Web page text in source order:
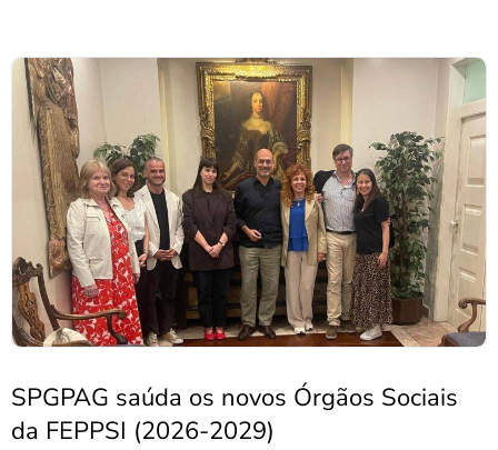
SPGPAG saúda os novos Órgãos Sociais
da FEPPSI (2026-2029)